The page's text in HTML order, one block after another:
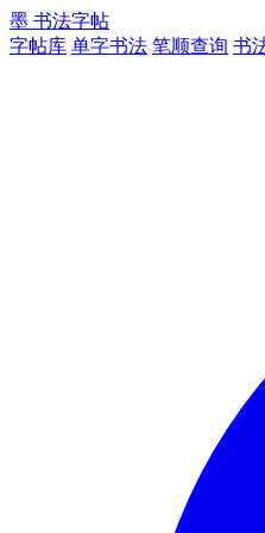
墨 书法字帖
字帖库 单字书法 笔顺查询 书